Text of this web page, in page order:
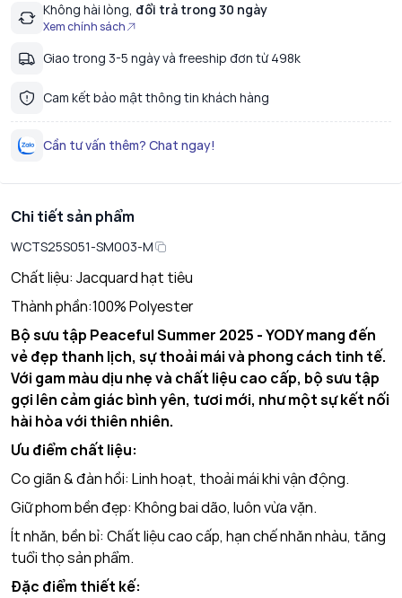
Không hài lòng, đổi trả trong 30 ngày
Xem chính sách
Giao trong 3-5 ngày và freeship đơn từ 498k
Cam kết bảo mật thông tin khách hàng
Cần tư vấn thêm? Chat ngay!
Chi tiết sản phẩm
WCTS25S051-SM003-M
Chất liệu: Jacquard hạt tiêu
Thành phần:100% Polyester
Bộ sưu tập Peaceful Summer 2025 - YODY mang đến
vẻ đẹp thanh lịch, sự thoải mái và phong cách tinh tế.
Với gam màu dịu nhẹ và chất liệu cao cấp, bộ sưu tập
gợi lên cảm giác bình yên, tươi mới, như một sự kết nối
hài hòa với thiên nhiên.
Ưu điểm chất liệu:
Co giãn & đàn hồi: Linh hoạt, thoải mái khi vận động.
Giữ phom bền đẹp: Không bai dão, luôn vừa vặn.
Ít nhăn, bền bỉ: Chất liệu cao cấp, hạn chế nhăn nhàu, tăng
tuổi thọ sản phẩm.
Đặc điểm thiết kế: